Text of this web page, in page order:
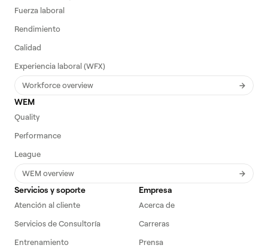
Fuerza laboral
Rendimiento
Calidad
Experiencia laboral (WFX)
Workforce overview
WEM
Quality
Performance
League
WEM overview
Servicios y soporte
Atención al cliente
Servicios de Consultoría
Entrenamiento
Empresa
Acerca de
Carreras
Prensa